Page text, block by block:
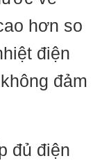
hơn so
điện
đảm
đủ điện